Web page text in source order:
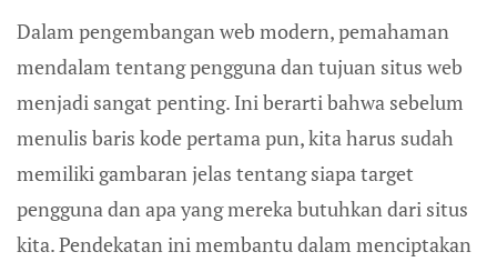
Dalam pengembangan web modern, pemahaman
mendalam tentang pengguna dan tujuan situs web
menjadi sangat penting. Ini berarti bahwa sebelum
menulis baris kode pertama pun, kita harus sudah
memiliki gambaran jelas tentang siapa target
pengguna dan apa yang mereka butuhkan dari situs
kita. Pendekatan ini membantu dalam menciptakan